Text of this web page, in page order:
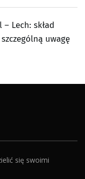
Lech: skład
uwagę
się swoimi